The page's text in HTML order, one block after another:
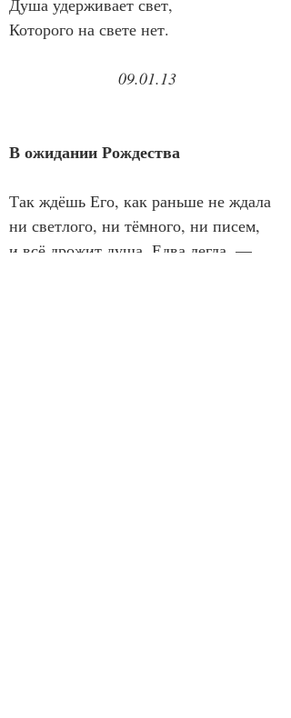
Душа удерживает свет,
Которого на свете нет.
09.01.13
В ожидании Рождества
Так ждёшь Его, как раньше не ждала
ни светлого, ни тёмного, ни писем,
и всё дрожит душа. Едва легла, —